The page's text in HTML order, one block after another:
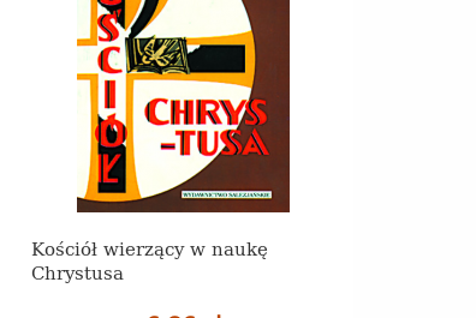
Kościół wierzący w naukę
Chrystusa